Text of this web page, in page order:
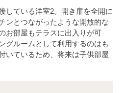
している洋室2。開き扉を全開に
ンとつながったような開放的な
お部屋もテラスに出入りが可
グルームとして利用するのはも
いているため、将来は子供部屋